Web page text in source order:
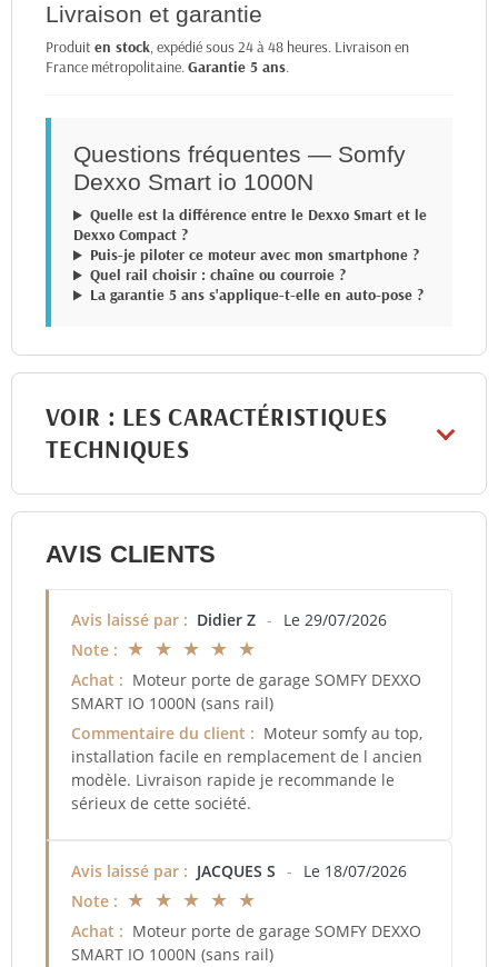
Livraison et garantie
Produit en stock, expédié sous 24 à 48 heures. Livraison en
France métropolitaine.Garantie 5 ans.
Questions fréquentes — Somfy
Dexxo Smart io 1000N
Quelle est la différence entre le Dexxo Smart et le
Dexxo Compact ?
Puis-je piloter ce moteur avec mon smartphone ?
Quel rail choisir : chaîne ou courroie ?
La garantie 5 ans s'applique-t-elle en auto-pose ?
VOIR : LES CARACTÉRISTIQUES
TECHNIQUES
AVIS CLIENTS
Avis laissé par : Didier Z -
Le 29/07/2026
Note : ★ ★ ★ ★ ★
Achat : Moteur porte de garage SOMFY DEXXO
SMART IO 1000N (sans rail)
Commentaire du client : Moteur somfy au top,
installation facile en remplacement de l ancien
modèle. Livraison rapide je recommande le
sérieux de cette société.
Avis laissé par : JACQUES S -
Le 18/07/2026
Note : ★ ★ ★ ★ ★
Achat : Moteur porte de garage SOMFY DEXXO
SMART IO 1000N (sans rail)